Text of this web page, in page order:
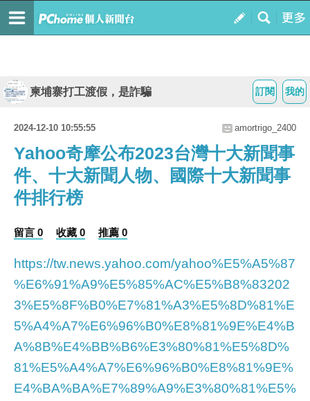
我的
訂閱
柬埔寨打工渡假，是詐騙
2024-12-10 10:55:55 amortrigo_2400
Yahoo奇摩公布2023台灣十大新聞事
件、十大新聞人物、國際十大新聞事
件排行榜
留言 0 收藏 0 推薦 0
https://tw.news.yahoo.com/yahoo%E5%A5%87
%E6%91%A9%E5%85%AC%E5%B8%83202
3%E5%8F%B0%E7%81%A3%E5%8D%81%E
5%A4%A7%E6%96%B0%E8%81%9E%E4%B
A%8B%E4%BB%B6%E3%80%81%E5%8D%
81%E5%A4%A7%E6%96%B0%E8%81%9E%
E4%BA%BA%E7%89%A9%E3%80%81%E5%